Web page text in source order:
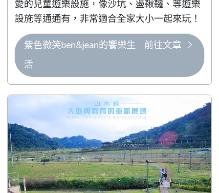
愛的兒童遊樂設施，像沙坑、盪鞦韆、等遊樂
設施等通通有，非常適合全家大小一起來玩！
紫色微笑ben&jean的饗樂生
活
前往文章